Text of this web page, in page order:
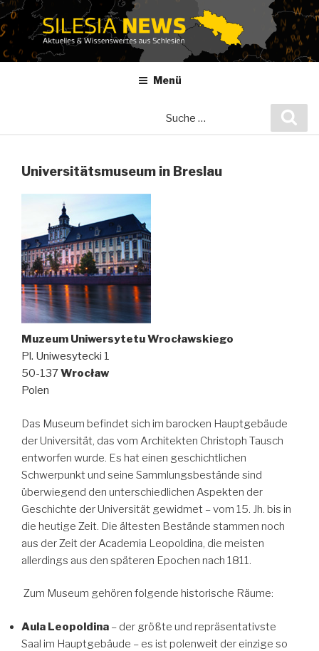
Zum
Inhalt
springen
Menü
Universitätsmuseum in Breslau
Muzeum Uniwersytetu Wrocławskiego
Pl. Uniwesytecki 1
50-137Wrocław
Polen
Das Museum befindet sich im barocken Hauptgebäude
der Universität, das vom Architekten Christoph Tausch
entworfen wurde. Es hat einen geschichtlichen
Schwerpunkt und seine Sammlungsbestände sind
überwiegend den unterschiedlichen Aspekten der
Geschichte der Universität gewidmet – vom 15. Jh. bis in
die heutige Zeit. Die ältesten Bestände stammen noch
aus der Zeit der Academia Leopoldina, die meisten
allerdings aus den späteren Epochen nach 1811.
Zum Museum gehören folgende historische Räume:
Aula Leopoldina – der größte und repräsentativste
Saal im Hauptgebäude – es ist polenweit der einzige so